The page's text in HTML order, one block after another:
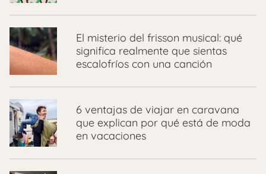
El misterio del frisson musical: qué
significa realmente que sientas
escalofríos con una canción
6 ventajas de viajar en caravana
que explican por qué está de moda
en vacaciones